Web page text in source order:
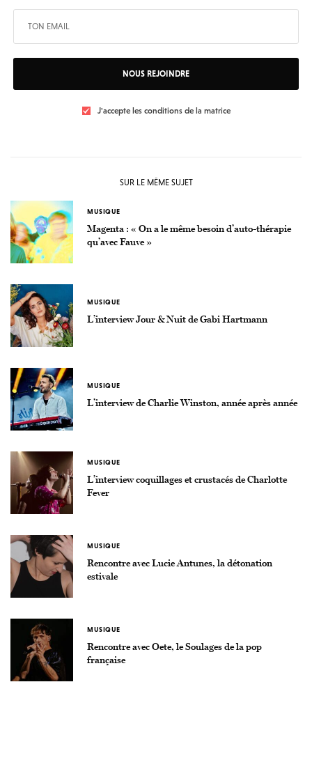
NOUS REJOINDRE
J'accepte les conditions de la matrice
SUR LE MÊME SUJET
MUSIQUE
Magenta : « On a le même besoin d’auto-thérapie
qu’avec Fauve »
MUSIQUE
L’interview Jour & Nuit de Gabi Hartmann
MUSIQUE
L’interview de Charlie Winston, année après année
MUSIQUE
L’interview coquillages et crustacés de Charlotte
Fever
MUSIQUE
Rencontre avec Lucie Antunes, la détonation
estivale
MUSIQUE
Rencontre avec Oete, le Soulages de la pop
française